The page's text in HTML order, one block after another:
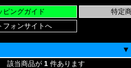
▼
該当商品が 1 件あります